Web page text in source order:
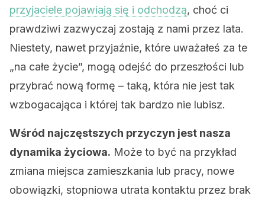
przyjaciele pojawiają się i odchodzą, choć ci
prawdziwi zazwyczaj zostają z nami przez lata.
Niestety, nawet przyjaźnie, które uważałeś za te
„na całe życie”, mogą odejść do przeszłości lub
przybrać nową formę – taką, która nie jest tak
wzbogacająca i której tak bardzo nie lubisz.
Wśród najczęstszych przyczyn jest nasza
dynamika życiowa. Może to być na przykład
zmiana miejsca zamieszkania lub pracy, nowe
obowiązki, stopniowa utrata kontaktu przez brak